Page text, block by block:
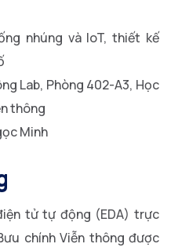
nhúng và IoT, thiết kế
Lab, Phòng 402-A3, Học
thông
Minh
tử tự động (EDA) trực
chính Viễn thông được